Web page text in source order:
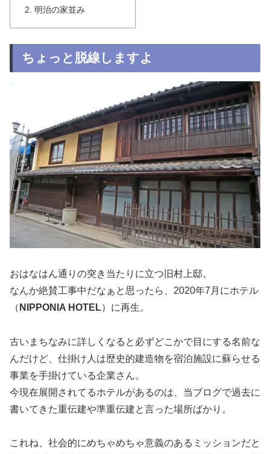
明治の家並み
ちょっと脱線しますよ
おはなはん通りの突き当たりに立つ旧村上邸。
なんか絶賛工事中だなぁと思ったら、2020年7月にホテル
（ NIPPONIA HOTEL）に再生。
古いまちなみに詳しくなると必ずどこかで目にする名前な
んだけど、仕掛け人は歴史的建造物を宿泊施設に蘇らせる
事業を手掛けている企業さん。
今現在展開されてるホテルがあるのは、当ブログで過去に
書いてきた重伝建や準重伝建と言った場所ばかり。
これね、社会的にめちゃめちゃ意義のあるミッションだと